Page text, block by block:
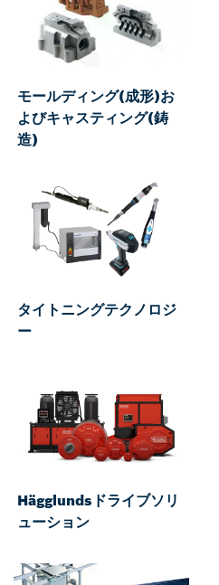
モールディング(成形)お
よびキャスティング(鋳
造)
タイトニングテクノロジ
ー
Hägglundsドライブソリ
ューション